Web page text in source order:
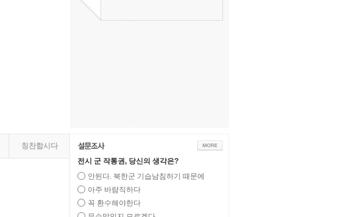
칭찬합시다
전시 군 작통권, 당신의 생각은?
안된다. 북한군 기습남침하기 때문에
아주 바람직하다
꼭 환수해야한다